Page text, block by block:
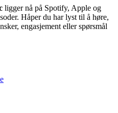
ligger nå på Spotify, Apple og
Håper du har lyst til å høre,
engasjement eller spørsmål